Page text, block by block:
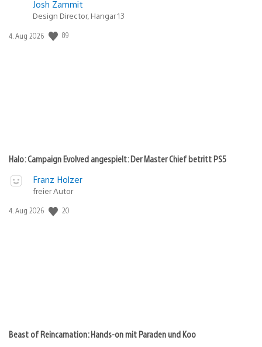
Josh Zammit
Design Director, Hangar 13
Veröffentlichungsdatum:
4. Aug 2026 89
Halo: Campaign Evolved angespielt: Der Master Chief betritt PS5
Franz Holzer
freier Autor
Veröffentlichungsdatum:
4. Aug 2026 20
Beast of Reincarnation: Hands-on mit Paraden und Koo